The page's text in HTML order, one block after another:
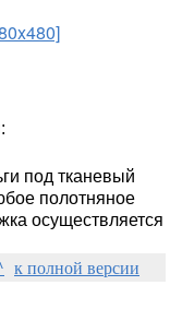
под тканевый
полотняное
осуществляется
к полной версии